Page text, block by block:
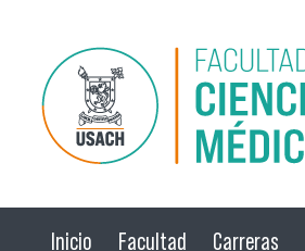
Pasar al contenido principal
Inicio Facultad Carreras